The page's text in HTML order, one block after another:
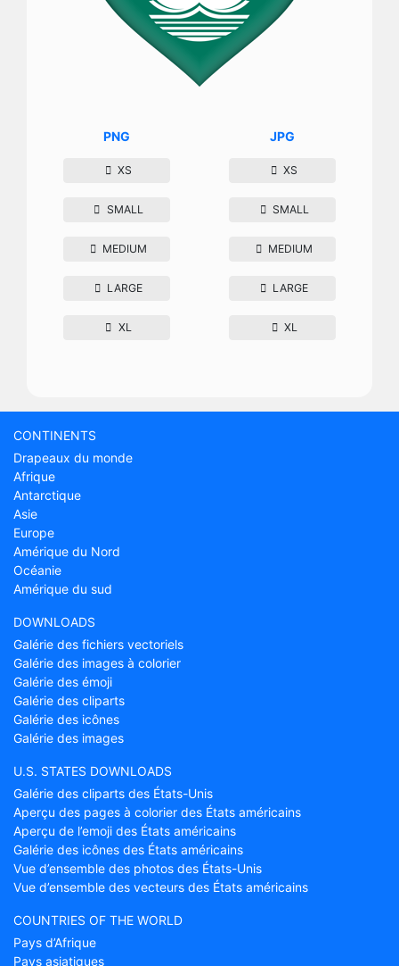
PNG
XS
SMALL
MEDIUM
LARGE
XL
JPG
XS
SMALL
MEDIUM
LARGE
XL
CONTINENTS
Drapeaux du monde
Afrique
Antarctique
Asie
Europe
Amérique du Nord
Océanie
Amérique du sud
DOWNLOADS
Galérie des fichiers vectoriels
Galérie des images à colorier
Galérie des émoji
Galérie des cliparts
Galérie des icônes
Galérie des images
U.S. STATES DOWNLOADS
Galérie des cliparts des États-Unis
Aperçu des pages à colorier des États américains
Aperçu de l’emoji des États américains
Galérie des icônes des États américains
Vue d’ensemble des photos des États-Unis
Vue d’ensemble des vecteurs des États américains
COUNTRIES OF THE WORLD
Pays d’Afrique
Pays asiatiques